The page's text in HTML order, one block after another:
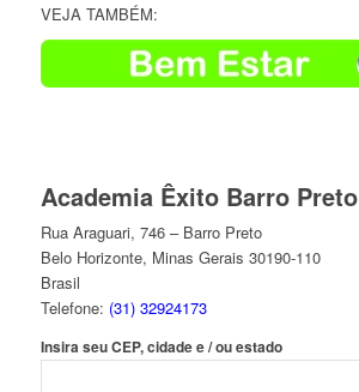
VEJA TAMBÉM:
Academia Êxito Barro Preto
Rua Araguari, 746 – Barro Preto
Belo Horizonte, Minas Gerais 30190-110
Brasil
Telefone: (31) 32924173
Insira seu CEP, cidade e / ou estado